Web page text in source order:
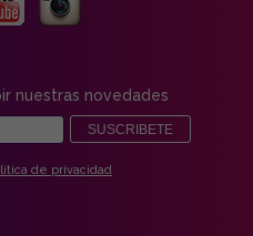
nuestras novedades
SUSCRIBETE
de privacidad